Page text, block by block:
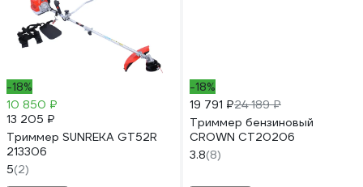
-18%
10 850 ₽
13 205 ₽
Триммер SUNREKA GT52R
213306
5(2)
-18%
19 791 ₽24 189 ₽
Триммер бензиновый
CROWN CT20206
3.8(8)